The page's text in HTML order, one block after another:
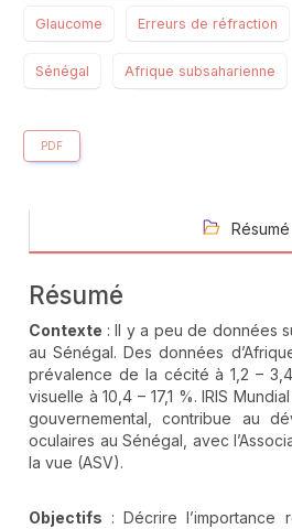
Glaucome Erreurs de réfraction
Sénégal Afrique subsaharienne
PDF
Résumé
Résumé
Contexte : Il y a peu de données
au Sénégal. Des données
prévalence de la cécité à 1,2 –
visuelle à 10,4 – 17,1 %. IRIS
gouvernemental, contribue au
oculaires au Sénégal, avec
la vue (ASV).
Objectifs : Décrire l’importance